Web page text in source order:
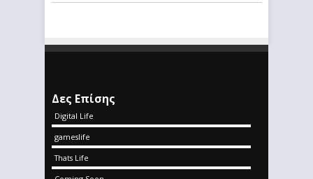
Δες Επίσης
Digital Life
gameslife
Thats Life